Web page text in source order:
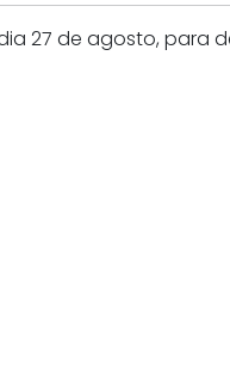
27 de agosto, para